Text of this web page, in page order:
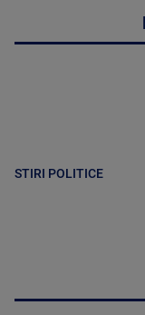
STIRI POLITICE